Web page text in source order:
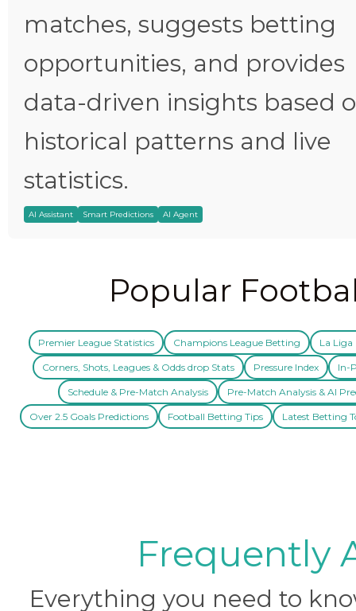
matches, suggests betting
opportunities, and provides
data-driven insights based
historical patterns and live
statistics.
AI Assistant Smart Predictions AI Agent
Popular
Premier League Statistics Champions League Betting La Liga
Corners, Shots, Leagues & Odds drop Stats Pressure Index In-
Schedule & Pre-Match Analysis Pre-Match Analysis & AI
Over 2.5 Goals Predictions Football Betting Tips Latest Betting
Frequently
Everything you need to